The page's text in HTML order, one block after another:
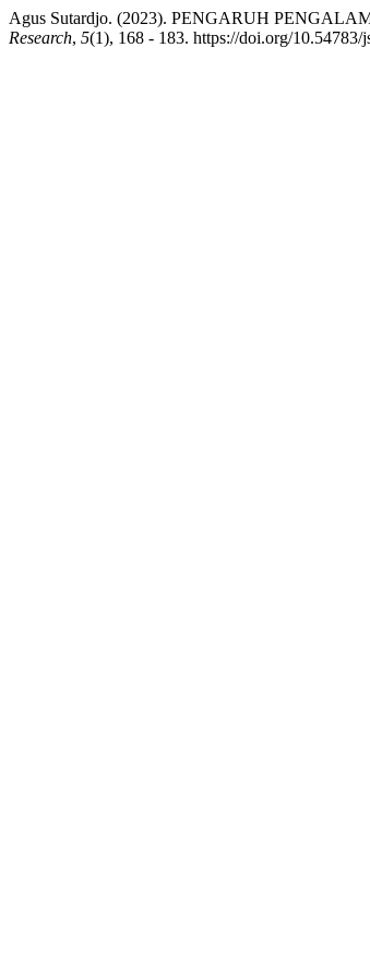
Agus Sutardjo. (2023). PENGARUH
Research, 5(1), 168 - 183. https://doi.org/10.54783/